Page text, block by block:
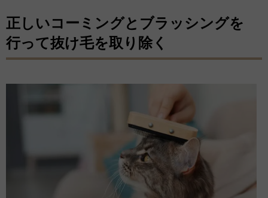
正しいコーミングとブラッシングを
行って抜け毛を取り除く